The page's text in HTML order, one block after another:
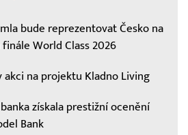
bude reprezentovat Česko na
World Class 2026
akci na projektu Kladno Living
získala prestižní ocenění
Bank